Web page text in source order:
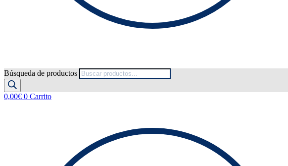
Búsqueda de productos
0,00€ 0 Carrito